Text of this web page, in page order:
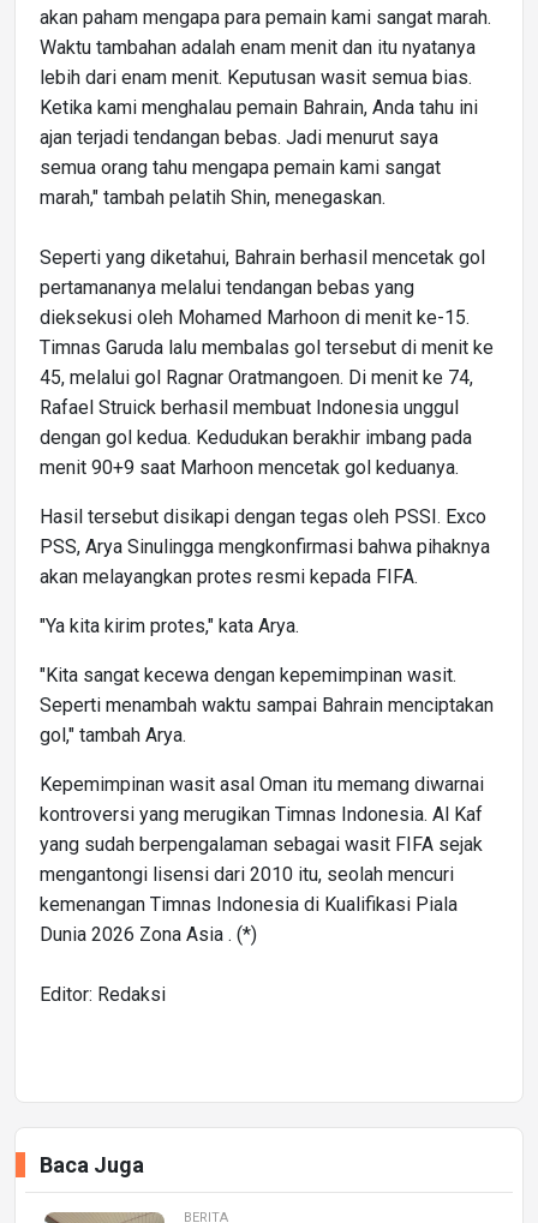
akan paham mengapa para pemain kami sangat marah.
Waktu tambahan adalah enam menit dan itu nyatanya
lebih dari enam menit. Keputusan wasit semua bias.
Ketika kami menghalau pemain Bahrain, Anda tahu ini
ajan terjadi tendangan bebas. Jadi menurut saya
semua orang tahu mengapa pemain kami sangat
marah," tambah pelatih Shin, menegaskan.
Seperti yang diketahui, Bahrain berhasil mencetak gol
pertamananya melalui tendangan bebas yang
dieksekusi oleh Mohamed Marhoon di menit ke-15.
Timnas Garuda lalu membalas gol tersebut di menit ke
45, melalui gol Ragnar Oratmangoen. Di menit ke 74,
Rafael Struick berhasil membuat Indonesia unggul
dengan gol kedua. Kedudukan berakhir imbang pada
menit 90+9 saat Marhoon mencetak gol keduanya.
Hasil tersebut disikapi dengan tegas oleh PSSI. Exco
PSS, Arya Sinulingga mengkonfirmasi bahwa pihaknya
akan melayangkan protes resmi kepada FIFA.
"Ya kita kirim protes," kata Arya.
"Kita sangat kecewa dengan kepemimpinan wasit.
Seperti menambah waktu sampai Bahrain menciptakan
gol," tambah Arya.
Kepemimpinan wasit asal Oman itu memang diwarnai
kontroversi yang merugikan Timnas Indonesia. Al Kaf
yang sudah berpengalaman sebagai wasit FIFA sejak
mengantongi lisensi dari 2010 itu, seolah mencuri
kemenangan Timnas Indonesia di Kualifikasi Piala
Dunia 2026 Zona Asia . (*)
Editor: Redaksi
Baca Juga
BERITA